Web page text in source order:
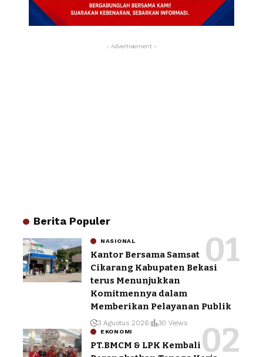
- Advertisement -
Berita Populer
NASIONAL
Kantor Bersama Samsat
Cikarang Kabupaten Bekasi
terus Menunjukkan
Komitmennya dalam
Memberikan Pelayanan Publik
3 Agustus 2026 30 Views
EKONOMI
PT.BMCM & LPK Kembali